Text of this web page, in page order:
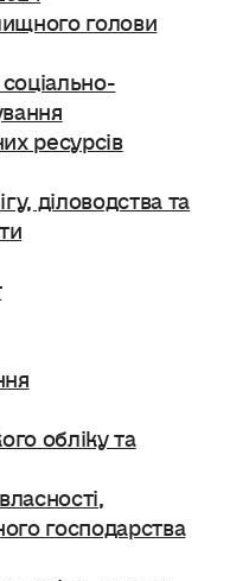
голови
ресурсів
діловодства та
обліку та
господарства